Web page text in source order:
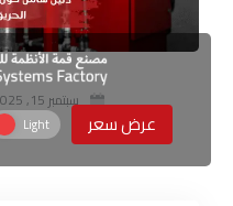
عرض سعر
سبتمبر 15, 2025